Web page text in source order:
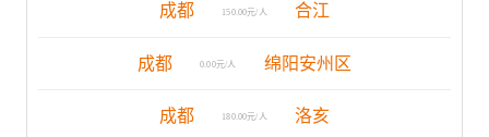
成都 150.00元/人 合江
成都 0.00元/人 绵阳安州区
成都 180.00元/人 洛亥